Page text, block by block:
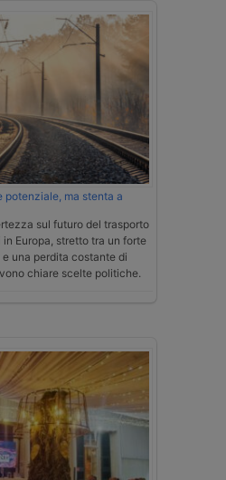
potenziale, ma stenta a
sul futuro del trasporto
Europa, stretto tra un forte
una perdita costante di
chiare scelte politiche.